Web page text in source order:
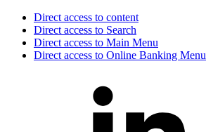
Direct access to content
Direct access to Search
Direct access to Main Menu
Direct access to Online Banking Menu